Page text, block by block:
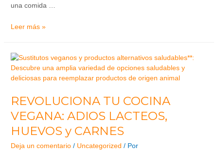
una comida …
Leer más »
REVOLUCIONA TU COCINA
VEGANA: ADIOS LACTEOS,
HUEVOS y CARNES
Deja un comentario / Uncategorized / Por